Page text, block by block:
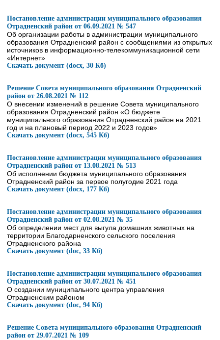
Постановление администрации муниципального образования
Отрадненский район от 06.09.2021 № 547
Об организации работы в администрации муниципального
образования Отрадненский район с сообщениями из открытых
источников в информационно-телекоммуникационной сети
«Интернет»
Скачать документ (docx, 30 Кб)
Решение Совета муниципального образования Отрадненский
район от 26.08.2021 № 112
О внесении изменений в решение Совета муниципального
образования Отрадненский район «О бюджете
муниципального образования Отрадненский район на 2021
год и на плановый период 2022 и 2023 годов»
Скачать документ (docx, 545 Кб)
Постановление администрации муниципального образования
Отрадненский район от 13.08.2021 № 513
Об исполнении бюджета муниципального образования
Отрадненский район за первое полугодие 2021 года
Скачать документ (docx, 177 Кб)
Постановление администрации муниципального образования
Отрадненский район от 02.08.2021 № 35
Об определении мест для выгула домашних животных на
территории Благодарненского сельского поселения
Отрадненского района
Скачать документ (doc, 33 Кб)
Постановление администрации муниципального образования
Отрадненский район от 30.07.2021 № 451
О создании муниципального центра управления
Отрадненским районом
Скачать документ (doc, 94 Кб)
Решение Совета муниципального образования Отрадненский
район от 29.07.2021 № 109